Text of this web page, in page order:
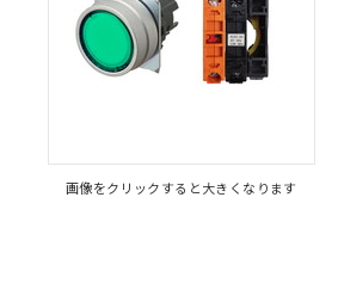
画像をクリックすると大きくなります